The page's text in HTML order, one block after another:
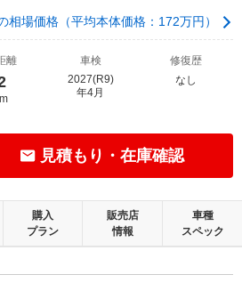
相場価格（平均本体価格：172万円）
離
車検
2027(R9)
年4月
修復歴
なし
見積もり・在庫確認
購入
プラン
販売店
情報
車種
スペック